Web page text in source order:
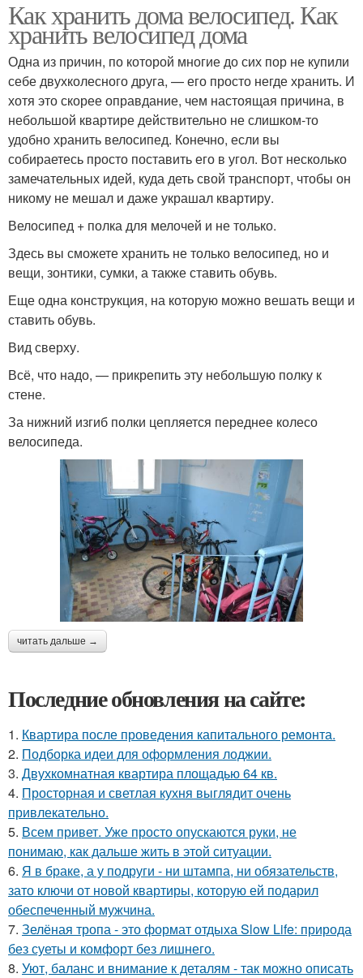
Как хранить дома велосипед. Как
хранить велосипед дома
Одна из причин, по которой многие до сих пор не купили
себе двухколесного друга, — его просто негде хранить. И
хотя это скорее оправдание, чем настоящая причина, в
небольшой квартире действительно не слишком-то
удобно хранить велосипед. Конечно, если вы
собираетесь просто поставить его в угол. Вот несколько
замечательных идей, куда деть свой транспорт, чтобы он
никому не мешал и даже украшал квартиру.
Велосипед + полка для мелочей и не только.
Здесь вы сможете хранить не только велосипед, но и
вещи, зонтики, сумки, а также ставить обувь.
Еще одна конструкция, на которую можно вешать вещи и
ставить обувь.
Вид сверху.
Всё, что надо, — прикрепить эту небольшую полку к
стене.
За нижний изгиб полки цепляется переднее колесо
велосипеда.
читать дальше →
Последние обновления на сайте:
1. Квартира после проведения капитального ремонта.
2. Подборка идеи для оформления лоджии.
3. Двухкомнатная квартира площадью 64 кв.
4. Просторная и светлая кухня выглядит очень
привлекательно.
5. Всем привет. Уже просто опускаются руки, не
понимаю, как дальше жить в этой ситуации.
6. Я в браке, а у подруги - ни штампа, ни обязательств,
зато ключи от новой квартиры, которую ей подарил
обеспеченный мужчина.
7. Зелёная тропа - это формат отдыха Slow Life: природа
без суеты и комфорт без лишнего.
8. Уют, баланс и внимание к деталям - так можно описать